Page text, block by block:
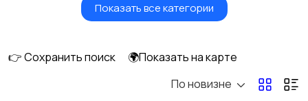
Головные уборы Домашняя одежда
Нижнее белье
Показать все категории
👉 Сохранить поиск
🌍Показать на карте
По новизне